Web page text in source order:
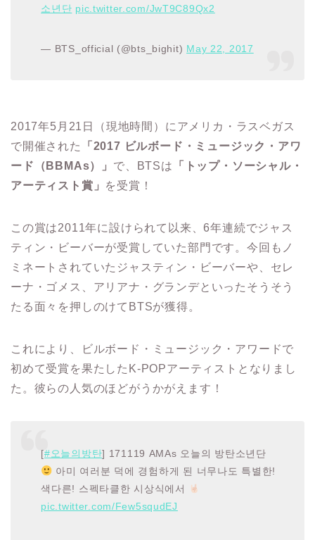
소년단 pic.twitter.com/JwT9C89Qx2
— BTS_official (@bts_bighit) May 22, 2017
2017年5月21日（現地時間）にアメリカ・ラスベガス
で開催された
「2017 ビルボード・ミュージック・アワ
ード（BBMAs）」 で、BTSは
「トップ・ソーシャル・
アーティスト賞」 を受賞！
この賞は2011年に設けられて以来、6年連続でジャス
ティン・ビーバーが受賞していた部門です。今回もノ
ミネートされていたジャスティン・ビーバーや、セレ
ーナ・ゴメス、アリアナ・グランデといったそうそう
たる面々を押しのけてBTSが獲得。
これにより、ビルボード・ミュージック・アワードで
初めて受賞を果たしたK-POPアーティストとなりまし
た。彼らの人気のほどがうかがえます！
[#오늘의방탄] 171119 AMAs 오늘의 방탄소년단
아미 여러분 덕에 경험하게 된 너무나도 특별한!
색다른! 스펙타클한 시상식에서
pic.twitter.com/Few5squdEJ